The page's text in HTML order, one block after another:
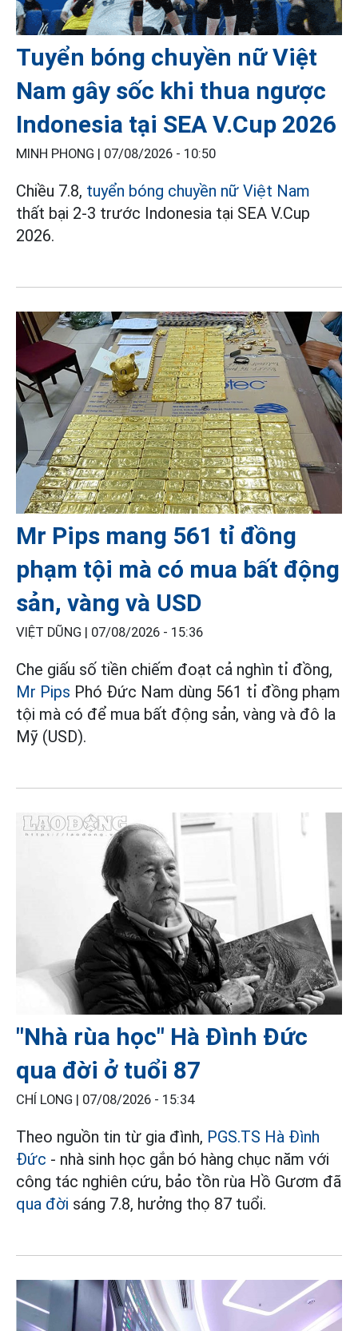
Tuyển bóng chuyền nữ Việt
Nam gây sốc khi thua ngược
Indonesia tại SEA V.Cup 2026
MINH PHONG | 07/08/2026 - 10:50
Chiều 7.8, tuyển bóng chuyền nữ Việt Nam
thất bại 2-3 trước Indonesia tại SEA V.Cup
2026.
Mr Pips mang 561 tỉ đồng
phạm tội mà có mua bất động
sản, vàng và USD
VIỆT DŨNG | 07/08/2026 - 15:36
Che giấu số tiền chiếm đoạt cả nghìn tỉ đồng,
Mr Pips Phó Đức Nam dùng 561 tỉ đồng phạm
tội mà có để mua bất động sản, vàng và đô la
Mỹ (USD).
"Nhà rùa học" Hà Đình Đức
qua đời ở tuổi 87
CHÍ LONG | 07/08/2026 - 15:34
Theo nguồn tin từ gia đình, PGS.TS Hà Đình
Đức - nhà sinh học gắn bó hàng chục năm với
công tác nghiên cứu, bảo tồn rùa Hồ Gươm đã
qua đời sáng 7.8, hưởng thọ 87 tuổi.